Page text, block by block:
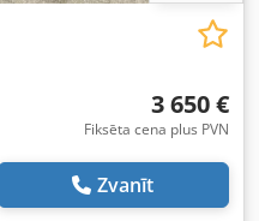
3 650 €
Fiksēta cena plus PVN
Zvanīt